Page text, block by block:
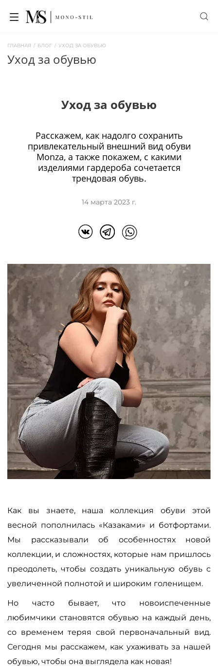
ГЛАВНАЯ / БЛОГ / УХОД ЗА ОБУВЬЮ
уход за обувью
Уход за обувью
Расскажем, как надолго сохранить
привлекательный внешний вид обуви
Monza, а также покажем, с какими
изделиями гардероба сочетается
трендовая обувь.
14 марта 2023 г.
Как вы знаете, наша коллекция обуви этой
весной пополнилась «Казаками» и ботфортами.
Мы рассказывали об особенностях новой
коллекции, и сложностях, которые нам пришлось
преодолеть, чтобы создать уникальную обувь с
увеличенной полнотой и широким голенищем.
Но часто бывает, что новоиспеченные
любимчики становятся обувью на каждый день,
со временем теряя свой первоначальный вид.
Сегодня мы расскажем, как ухаживать за нашей
обувью, чтобы она выглядела как новая!